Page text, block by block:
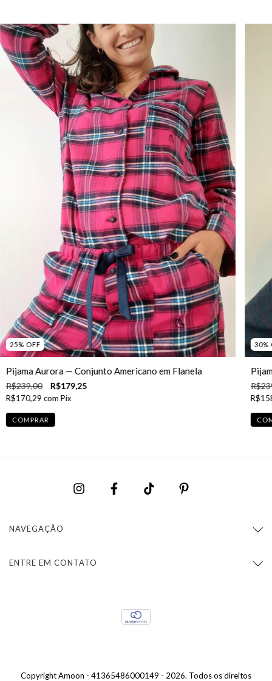
25% OFF
Pijama Aurora — Conjunto Americano em Flanela
R$239,00 R$179,25
R$170,29 com Pix
COMPRAR
30%
NAVEGAÇÃO
ENTRE EM CONTATO
Copyright Amoon - 41365486000149 - 2026. Todos os direitos